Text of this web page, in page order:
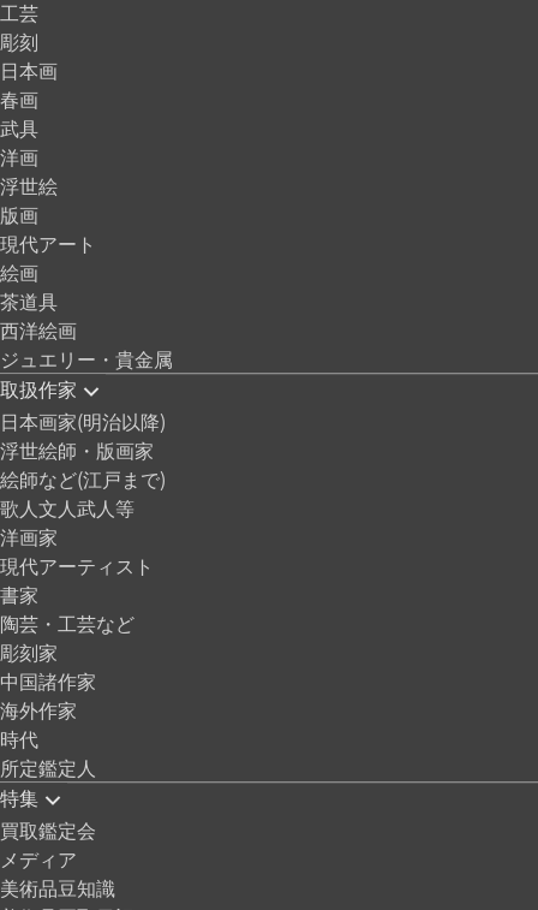
工芸
彫刻
日本画
春画
武具
洋画
浮世絵
版画
現代アート
絵画
茶道具
西洋絵画
ジュエリー・貴金属
取扱作家
日本画家(明治以降)
浮世絵師・版画家
絵師など(江戸まで)
歌人文人武人等
洋画家
現代アーティスト
書家
陶芸・工芸など
彫刻家
中国諸作家
海外作家
時代
所定鑑定人
特集
買取鑑定会
メディア
美術品豆知識